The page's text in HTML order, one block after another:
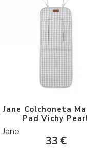
Jane Colchoneta
Pad Vichy
Jane
33 €